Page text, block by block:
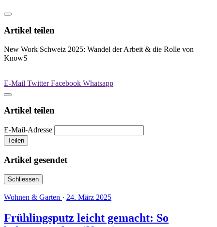
Artikel teilen
New Work Schweiz 2025: Wandel der Arbeit & die Rolle von
KnowS
E-Mail TwitterFacebook Whatsapp
Artikel teilen
E-Mail-Adresse
Teilen
Artikel gesendet
Schliessen
Wohnen & Garten · 24. März 2025
Frühlingsputz leicht gemacht: So